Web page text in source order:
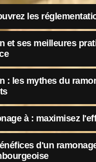
les
et ses meilleures
: les mythes du
à : maximisez
d'un